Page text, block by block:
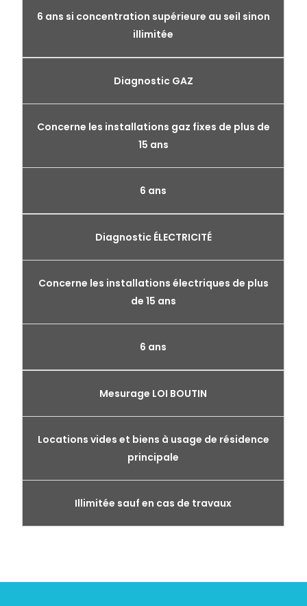
6 ans si concentration supérieure au seil sinon
illimitée
Diagnostic GAZ
Concerne les installations gaz fixes de plus de
15 ans
6 ans
Diagnostic ÉLECTRICITÉ
Concerne les installations électriques de plus
de 15 ans
6 ans
Mesurage LOI BOUTIN
Locations vides et biens à usage de résidence
principale
Illimitée sauf en cas de travaux